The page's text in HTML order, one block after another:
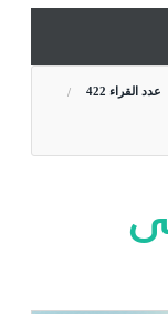
عدد القراء 422